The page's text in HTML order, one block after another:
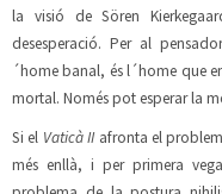
la visió de Sören
desesperació. Per al
´home banal, és l´home que
mortal. Només pot esperar la
Si el Vaticà IIafronta el
més enllà, i per primera